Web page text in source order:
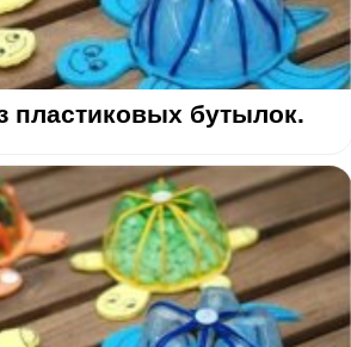
пластиковых бутылок.